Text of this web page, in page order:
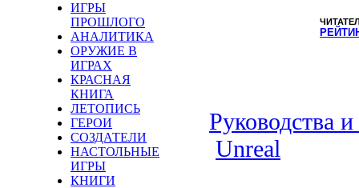
ИГРЫ
ПРОШЛОГО
АНАЛИТИКА
ОРУЖИЕ В
ИГРАХ
КРАСНАЯ
КНИГА
ЛЕТОПИСЬ
ГЕРОИ
СОЗДАТЕЛИ
НАСТОЛЬНЫЕ
ИГРЫ
КНИГИ
Руководства
Unreal